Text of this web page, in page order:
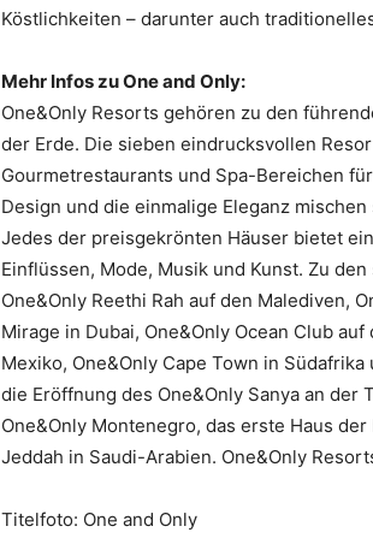
Köstlichkeiten – darunter auch
Mehr Infos zu One and Only:
One&Only Resorts gehören zu den
der Erde. Die sieben eindrucksvollen
Gourmetrestaurants und Spa-Bereichen
Design und die einmalige Eleganz
Jedes der preisgekrönten Häuser bietet
Einflüssen, Mode, Musik und Kunst. Zu
One&Only Reethi Rah auf den Malediven,
Mirage in Dubai, One&Only Ocean Club
Mexiko, One&Only Cape Town in
die Eröffnung des One&Only Sanya an der
One&Only Montenegro, das erste Haus
Jeddah in Saudi-Arabien. One&Only
Titelfoto: One and Only